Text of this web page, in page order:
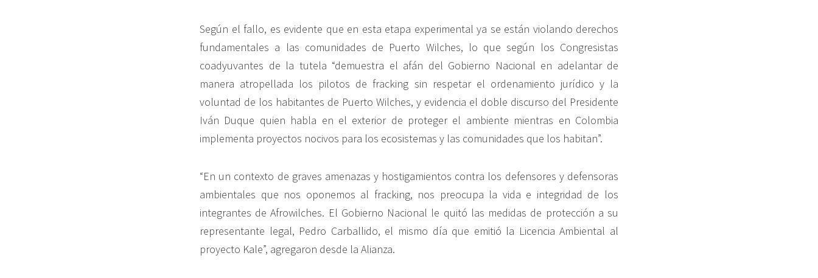
Según el fallo, es evidente que en esta etapa experimental ya se están violando derechos
fundamentales a las comunidades de Puerto Wilches, lo que según los Congresistas
coadyuvantes de la tutela “demuestra el afán del Gobierno Nacional en adelantar de
manera atropellada los pilotos de fracking sin respetar el ordenamiento jurídico y la
voluntad de los habitantes de Puerto Wilches, y evidencia el doble discurso del Presidente
Iván Duque quien habla en el exterior de proteger el ambiente mientras en Colombia
implementa proyectos nocivos para los ecosistemas y las comunidades que los habitan”.
“En un contexto de graves amenazas y hostigamientos contra los defensores y defensoras
ambientales que nos oponemos al fracking, nos preocupa la vida e integridad de los
integrantes de Afrowilches. El Gobierno Nacional le quitó las medidas de protección a su
representante legal, Pedro Carballido, el mismo día que emitió la Licencia Ambiental al
proyecto Kale”, agregaron desde la Alianza.